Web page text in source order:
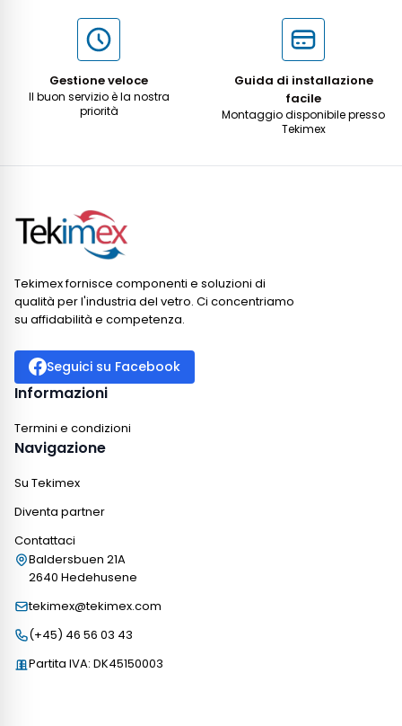
Gestione veloce
Il buon servizio è la nostra
priorità
Guida di installazione
facile
Montaggio disponibile presso
Tekimex
Tekimex fornisce componenti e soluzioni di
qualità per l'industria del vetro. Ci concentriamo
su affidabilità e competenza.
Seguici su Facebook
Informazioni
Termini e condizioni
Navigazione
Su Tekimex
Diventa partner
Contattaci
Baldersbuen 21A
2640 Hedehusene
tekimex@tekimex.com
(+45) 46 56 03 43
Partita IVA: DK45150003